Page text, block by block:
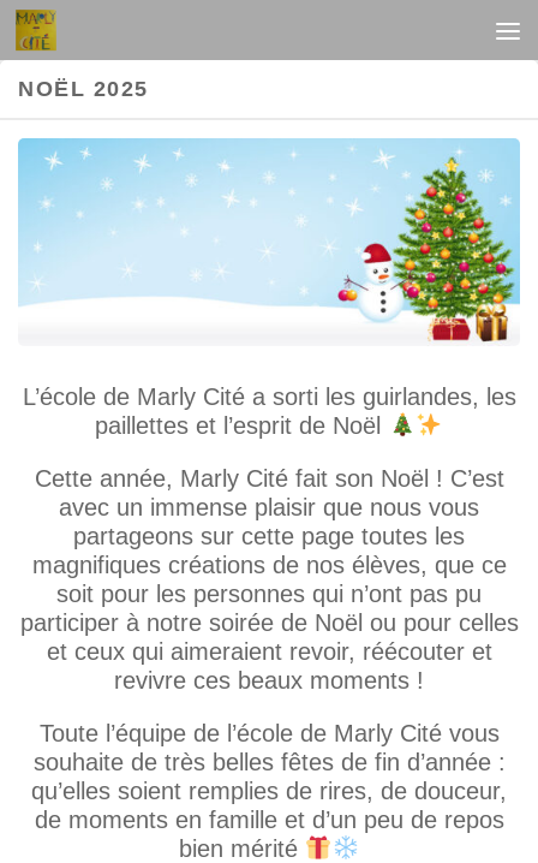
Au dessous du contenu
NOËL 2025
L’école de Marly Cité a sorti les guirlandes, les
paillettes et l’esprit de Noël
Cette année, Marly Cité fait son Noël ! C’est
avec un immense plaisir que nous vous
partageons sur cette page toutes les
magnifiques créations de nos élèves, que ce
soit pour les personnes qui n’ont pas pu
participer à notre soirée de Noël ou pour celles
et ceux qui aimeraient revoir, réécouter et
revivre ces beaux moments !
Toute l’équipe de l’école de Marly Cité vous
souhaite de très belles fêtes de fin d’année :
qu’elles soient remplies de rires, de douceur,
de moments en famille et d’un peu de repos
bien mérité